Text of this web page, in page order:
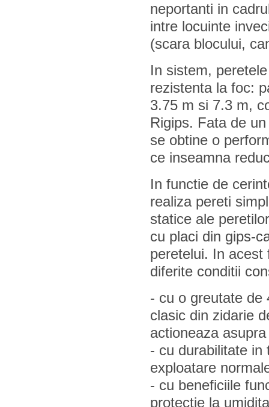
neportanti in
intre locuinte
(scara blocului,
In sistem,
rezistenta la foc:
3.75 m si 7.3 m,
Rigips. Fata de
se obtine o
ce inseamna
In functie de
realiza pereti
statice ale
cu placi din gips-
peretelui. In acest
diferite conditii
- cu o greutate de
clasic din zidarie
actioneaza
- cu durabilitate in
exploatare
- cu beneficiile
protectie la